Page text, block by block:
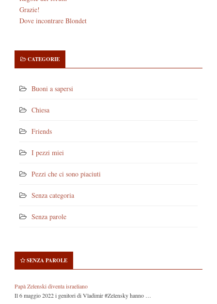
Grazie!
Dove incontrare Blondet
CATEGORIE
Buoni a sapersi
Chiesa
Friends
I pezzi miei
Pezzi che ci sono piaciuti
Senza categoria
Senza parole
SENZA PAROLE
Papà Zelenski diventa israeliano
Il 6 maggio 2022 i genitori di Vladimir #Zelensky hanno …